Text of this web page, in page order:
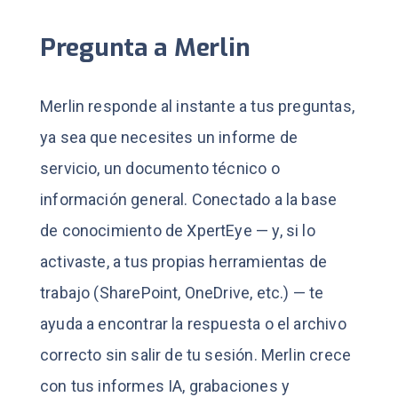
Pregunta a Merlin
Merlin responde al instante a tus preguntas,
ya sea que necesites un informe de
servicio, un documento técnico o
información general. Conectado a la base
de conocimiento de XpertEye — y, si lo
activaste, a tus propias herramientas de
trabajo (SharePoint, OneDrive, etc.) — te
ayuda a encontrar la respuesta o el archivo
correcto sin salir de tu sesión. Merlin crece
con tus informes IA, grabaciones y